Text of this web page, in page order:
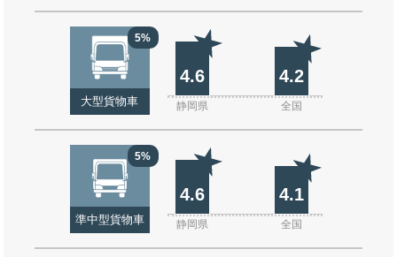
5%
大型貨物車
4.6 4.2
静岡県 全国
5%
準中型貨物車
4.6 4.1
静岡県 全国